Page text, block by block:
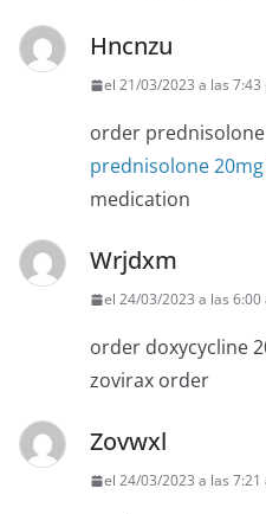
Hncnzu
el 21/03/2023 a las 7:43
order
prednisolone
medication
Wrjdxm
el 24/03/2023 a las 6:00
order doxycycline
zovirax order
Zovwxl
el 24/03/2023 a las 7:21